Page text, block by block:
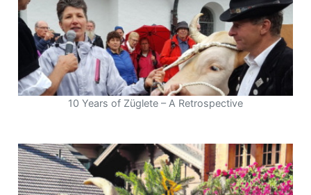
10 Years of Züglete – A Retrospective